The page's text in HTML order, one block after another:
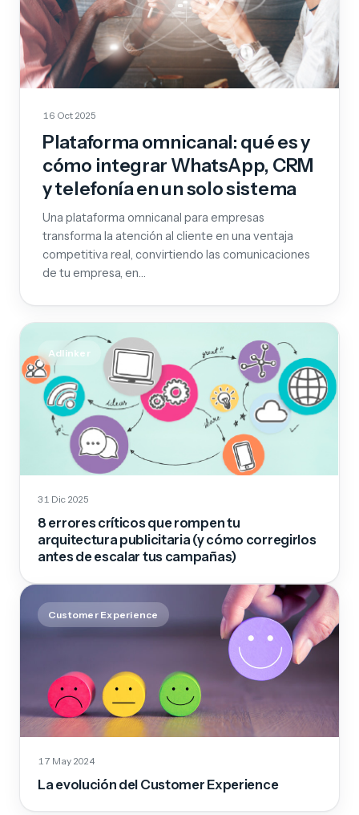
16 Oct 2025
Plataforma omnicanal: qué es y
cómo integrar WhatsApp, CRM
y telefonía en un solo sistema
Una plataforma omnicanal para empresas
transforma la atención al cliente en una ventaja
competitiva real, convirtiendo las comunicaciones
de tu empresa, en…
Adlinker
31 Dic 2025
8 errores críticos que rompen tu
arquitectura publicitaria (y cómo corregirlos
antes de escalar tus campañas)
Customer Experience
17 May 2024
La evolución del Customer Experience